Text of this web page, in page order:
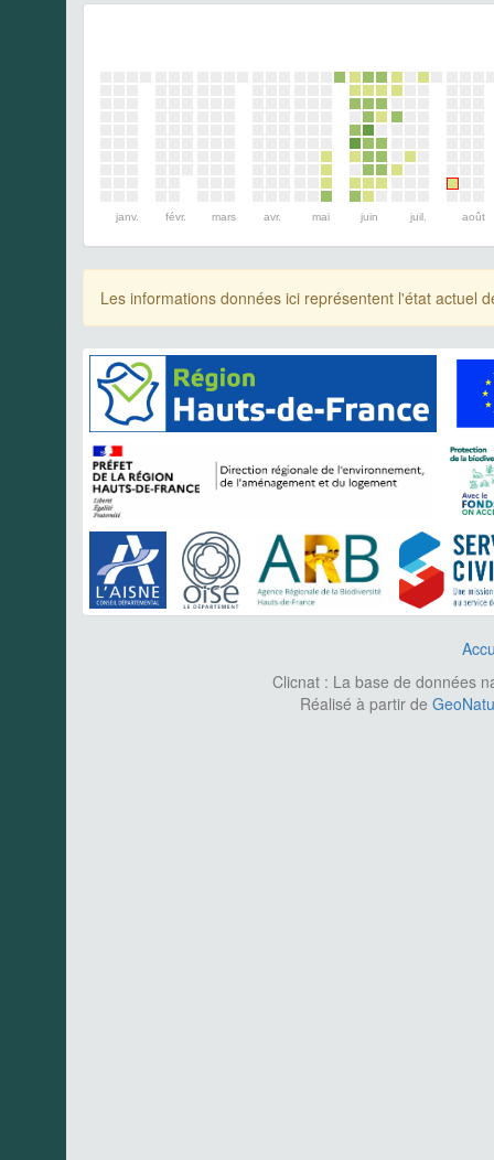
janv. févr. mars avr. mai juin juil. août
Les informations données ici représentent l'état actuel
Clicnat : La base de données
Réalisé à partir de